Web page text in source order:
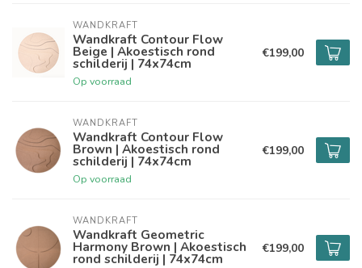
WANDKRAFT
Wandkraft Contour Flow
Beige | Akoestisch rond
schilderij | 74x74cm
Op voorraad
€199,00
WANDKRAFT
Wandkraft Contour Flow
Brown | Akoestisch rond
schilderij | 74x74cm
Op voorraad
€199,00
WANDKRAFT
Wandkraft Geometric
Harmony Brown | Akoestisch
rond schilderij | 74x74cm
€199,00